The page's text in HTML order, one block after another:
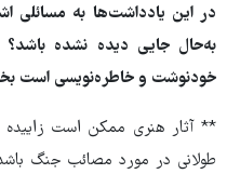
در این یادداشت‌ها به مسائلی
به‌حال جایی دیده نشده باشد؟
خودنوشت و خاطره‌نویسی است
** آثار هنری ممکن است زاییده
طولانی در مورد مصائب جنگ